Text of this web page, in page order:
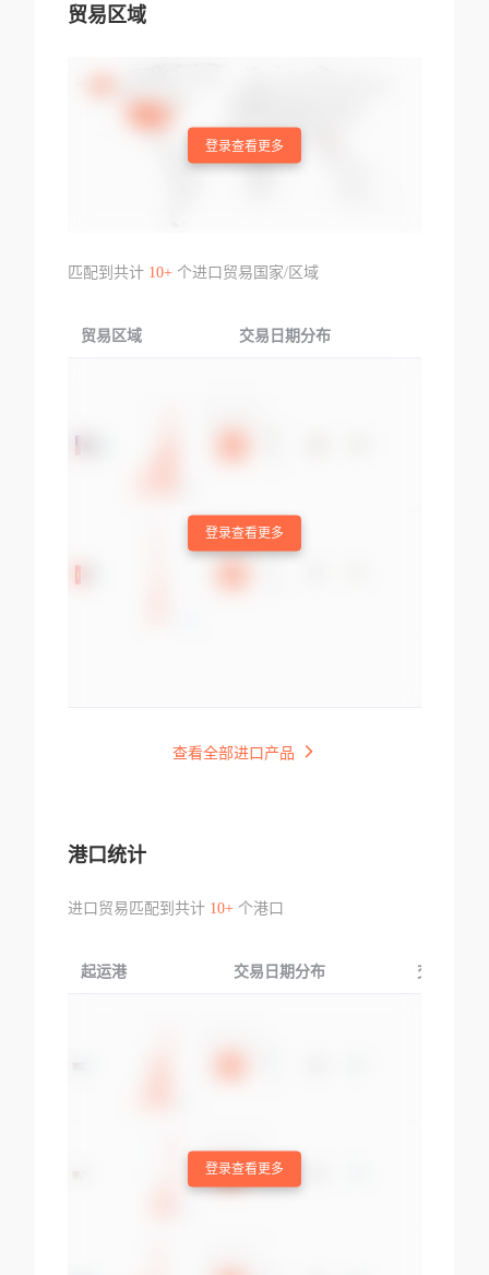
贸易区域
登录查看更多
匹配到共计 10+个进口贸易国家/区域
贸易区域 交易日期分布
登录查看更多
查看全部进口产品
港口统计
进口贸易匹配到共计 10+个港口
起运港 交易日期分布 交易产品
登录查看更多